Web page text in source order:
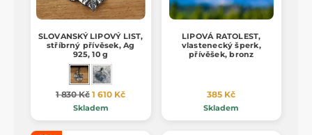
SLOVANSKÝ LIPOVÝ LIST,
stříbrný přívěsek, Ag
925, 10 g
1 830 Kč 1 610 Kč
Skladem
LIPOVÁ RATOLEST,
vlastenecký šperk,
přívěšek, bronz
385 Kč
Skladem